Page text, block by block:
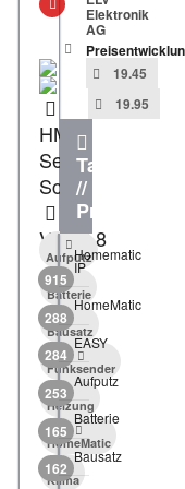
HM-
Sec-
Sco
V1.16.8
Aufputz
Batterie
Bausatz
Funksender
Heizung
HomeMatic
Klima
Elektronik
AG
19.45
19.95
Tags
//
Produkte
Homematic
IP
915
HomeMatic
288
EASY
284
Aufputz
253
Batterie
165
Bausatz
162